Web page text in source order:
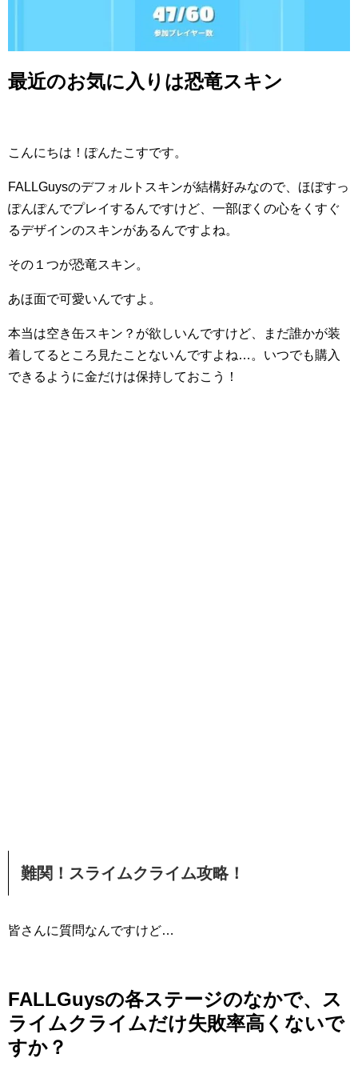
最近のお気に入りは恐竜スキン
こんにちは！ぽんたこすです。
FALLGuysのデフォルトスキンが結構好みなので、ほぼすっ
ぽんぽんでプレイするんですけど、一部ぼくの心をくすぐ
るデザインのスキンがあるんですよね。
その１つが恐竜スキン。
あほ面で可愛いんですよ。
本当は空き缶スキン？が欲しいんですけど、まだ誰かが装
着してるところ見たことないんですよね…。いつでも購入
できるように金だけは保持しておこう！
難関！スライムクライム攻略！
皆さんに質問なんですけど…
FALLGuysの各ステージのなかで、ス
ライムクライムだけ失敗率高くないで
すか？